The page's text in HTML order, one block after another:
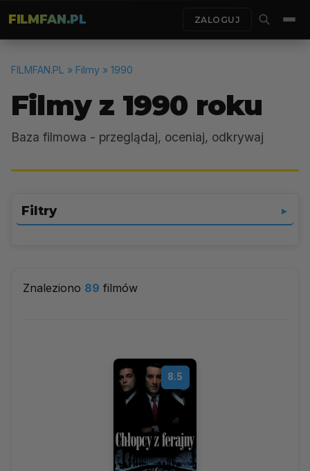
FILMFAN.PL ZALOGUJ
FILMFAN.PL » Filmy » 1990
Filmy z 1990 roku
Baza filmowa - przeglądaj, oceniaj, odkrywaj
Filtry ▼
Znaleziono 89 filmów
8.5